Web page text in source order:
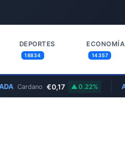
DEPORTES
18834
ECONOMÍA
14357
Cardano €0,17 0.22% AAPL